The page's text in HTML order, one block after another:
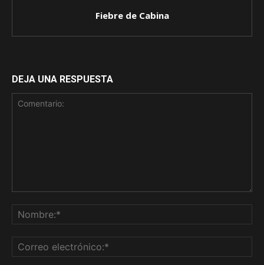
Fiebre de Cabina
DEJA UNA RESPUESTA